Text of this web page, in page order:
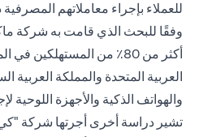
للعملاء بإجراء معاملاتهم
أكثر من 80٪ من
العربية المتحدة والمملكة العربية
والهواتف الذكية والأجهزة اللوحية